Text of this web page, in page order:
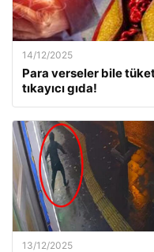
14/12/2025
Para verseler bile
tıkayıcı gıda!
13/12/2025